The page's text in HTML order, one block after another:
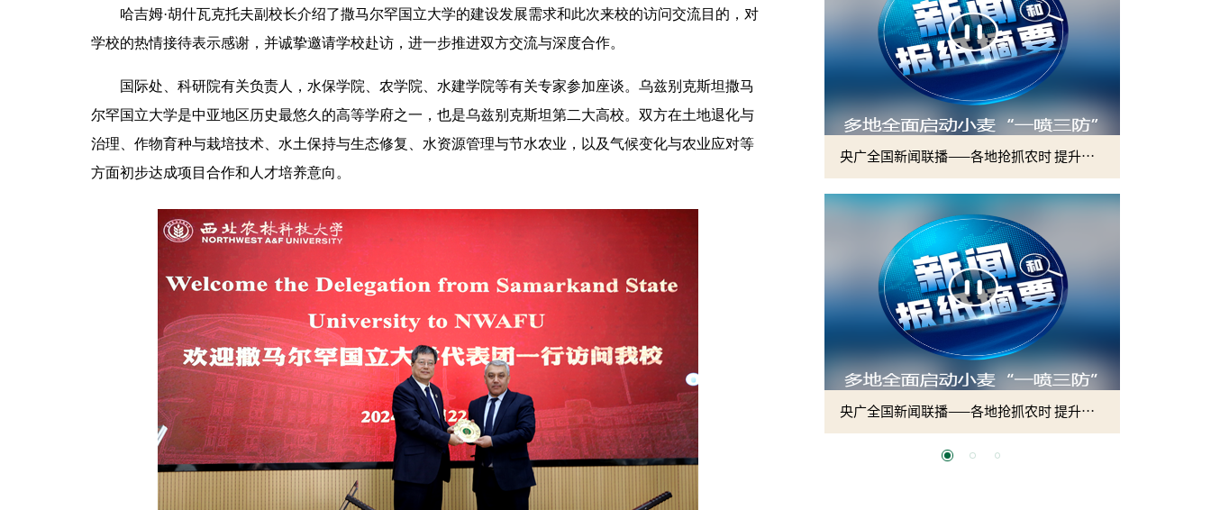
哈吉姆·胡什瓦克托夫副校长介绍了撒马尔罕国立大学的建设发展需求和此次来校的访问交流目的，对
学校的热情接待表示感谢，并诚挚邀请学校赴访，进一步推进双方交流与深度合作。
国际处、科研院有关负责人，水保学院、农学院、水建学院等有关专家参加座谈。乌兹别克斯坦撒马
尔罕国立大学是中亚地区历史最悠久的高等学府之一，也是乌兹别克斯坦第二大高校。双方在土地退化与
治理、作物育种与栽培技术、水土保持与生态修复、水资源管理与节水农业，以及气候变化与农业应对等
方面初步达成项目合作和人才培养意向。
2026年田径运动会暨第八届教学文化节开幕
央广全国新闻联播——各地抢抓农时 提升春管效率 夯实夏粮增收基础 (2)
央广全国新闻联播——各地抢抓农时 提升春管效率 夯实夏粮增收基础 (1)